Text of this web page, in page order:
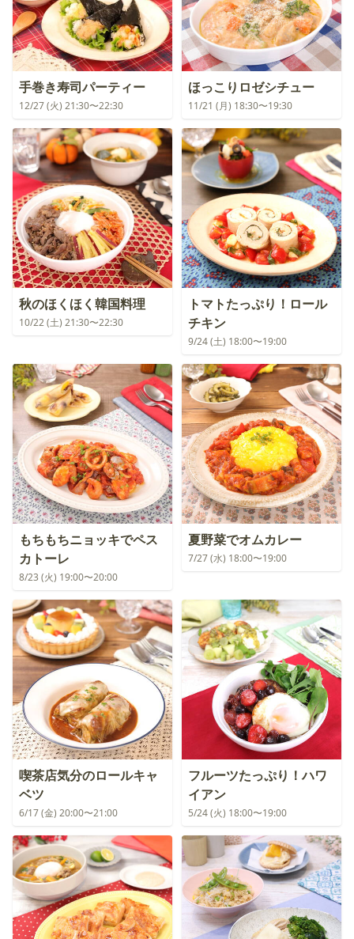
手巻き寿司パーティー
12/27 (火) 21:30〜22:30
ほっこりロゼシチュー
11/21 (月) 18:30〜19:30
秋のほくほく韓国料理
10/22 (土) 21:30〜22:30
トマトたっぷり！ロール
チキン
9/24 (土) 18:00〜19:00
もちもちニョッキでペス
カトーレ
8/23 (火) 19:00〜20:00
夏野菜でオムカレー
7/27 (水) 18:00〜19:00
喫茶店気分のロールキャ
ベツ
6/17 (金) 20:00〜21:00
フルーツたっぷり！ハワ
イアン
5/24 (火) 18:00〜19:00